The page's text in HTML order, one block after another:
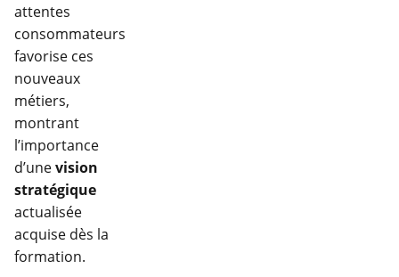
attentes
consommateurs
favorise ces
nouveaux
métiers,
montrant
l’importance
d’unevision
stratégique
actualisée
acquise dès la
formation.